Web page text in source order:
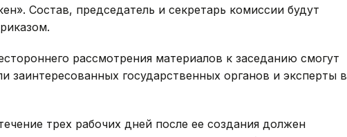
Состав, председатель и секретарь комиссии будут
рассмотрения материалов к заседанию смогут
заинтересованных государственных органов и эксперты в
трех рабочих дней после ее создания должен